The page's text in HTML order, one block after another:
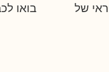
של
בואו